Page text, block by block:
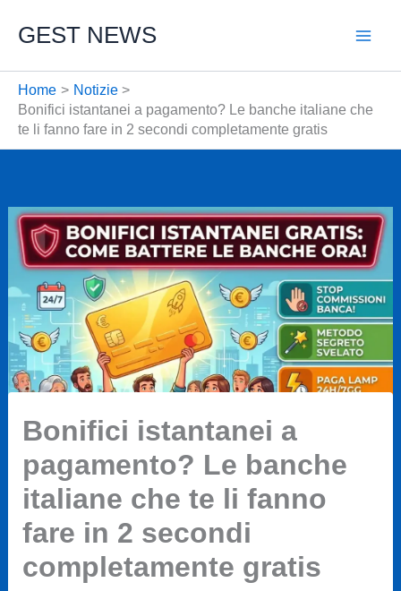
GEST NEWS
Home
Notizie
Bonifici istantanei a pagamento? Le banche italiane che
te li fanno fare in 2 secondi completamente gratis
Bonifici istantanei a
pagamento? Le banche
italiane che te li fanno
fare in 2 secondi
completamente gratis